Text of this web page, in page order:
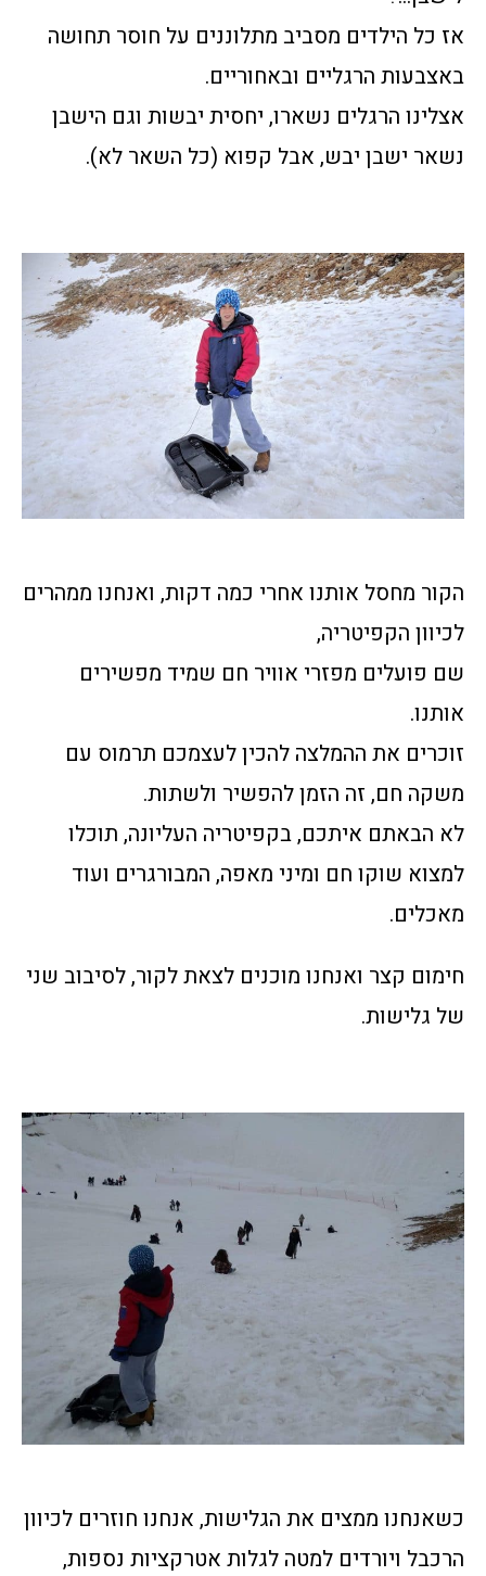
אז כל הילדים מסביב מתלוננים על חוסר תחושה
באצבעות הרגליים ובאחוריים.
אצלינו הרגלים נשארו, יחסית יבשות וגם הישבן
נשאר ישבן יבש, אבל קפוא (כל השאר לא).
הקור מחסל אותנו אחרי כמה דקות, ואנחנו ממהרים
לכיוון הקפיטריה,
שם פועלים מפזרי אוויר חם שמיד מפשירים
אותנו.
זוכרים את ההמלצה להכין לעצמכם תרמוס עם
משקה חם, זה הזמן להפשיר ולשתות.
לא הבאתם איתכם, בקפיטריה העליונה, תוכלו
למצוא שוקו חם ומיני מאפה, המבורגרים ועוד
מאכלים.
חימום קצר ואנחנו מוכנים לצאת לקור, לסיבוב שני
של גלישות.
כשאנחנו ממצים את הגלישות, אנחנו חוזרים לכיוון
הרכבל ויורדים למטה לגלות אטרקציות נספות,